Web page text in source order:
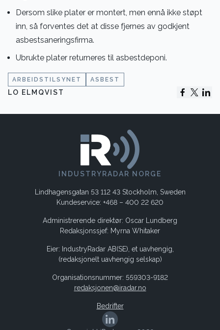
Dersom slike plater er montert, men ennå ikke støpt
inn, så forventes det at disse fjernes av godkjent
asbestsaneringsfirma.
Ubrukte plater returneres til asbestdeponi.
ARBEIDSTILSYNET ASBEST
LO ELMQVIST
INDUSTRYRADAR NORGE
Lindhagensgatan 53 112 43 Stockholm, Sweden
Kundeservice: +468 – 400 22 620
Administrerende direktør: Oscar Lundberg
Redaksjonssjef: Myrna Whitaker
Eier: IndustryRadar AB(SE), et uavhengig,
(redaksjonelt uavhengig selskap)
Organisationsnummer: 559303-9182
redaksjonen@iradar.no
Bedrifter